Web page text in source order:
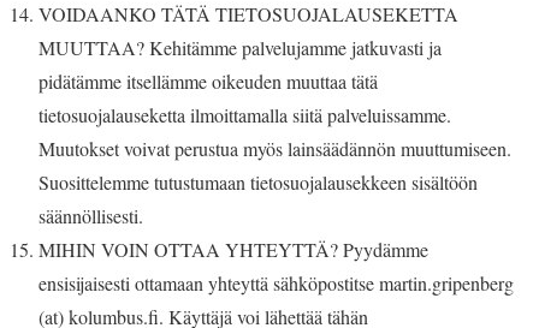
VOIDAANKO TÄTÄ TIETOSUOJALAUSEKETTA
MUUTTAA? Kehitämme palvelujamme jatkuvasti ja
pidätämme itsellämme oikeuden muuttaa tätä
tietosuojalauseketta ilmoittamalla siitä palveluissamme.
Muutokset voivat perustua myös lainsäädännön muuttumiseen.
Suosittelemme tutustumaan tietosuojalausekkeen sisältöön
säännöllisesti.
MIHIN VOIN OTTAA YHTEYTTÄ? Pyydämme
ensisijaisesti ottamaan yhteyttä sähköpostitse martin.gripenberg
(at) kolumbus.fi. Käyttäjä voi lähettää tähän